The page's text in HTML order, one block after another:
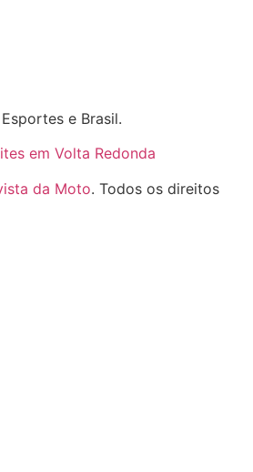
e Brasil.
em Volta Redonda
da Moto. Todos os direitos